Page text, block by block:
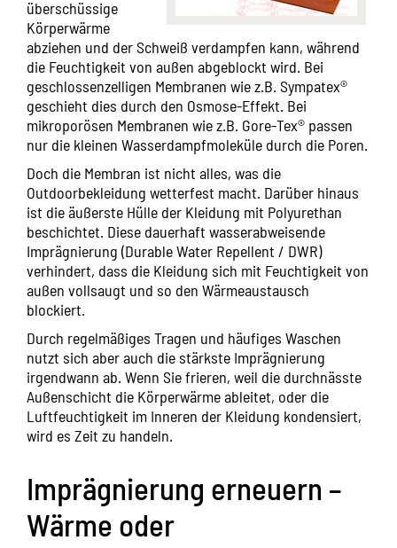
überschüssige
Körperwärme
abziehen und der Schweiß verdampfen kann, während
die Feuchtigkeit von außen abgeblockt wird. Bei
geschlossenzelligen Membranen wie z.B. Sympatex®
geschieht dies durch den Osmose-Effekt. Bei
mikroporösen Membranen wie z.B. Gore-Tex® passen
nur die kleinen Wasserdampfmoleküle durch die Poren.
Doch die Membran ist nicht alles, was die
Outdoorbekleidung wetterfest macht. Darüber hinaus
ist die äußerste Hülle der Kleidung mit Polyurethan
beschichtet. Diese dauerhaft wasserabweisende
Imprägnierung (Durable Water Repellent / DWR)
verhindert, dass die Kleidung sich mit Feuchtigkeit von
außen vollsaugt und so den Wärmeaustausch
blockiert.
Durch regelmäßiges Tragen und häufiges Waschen
nutzt sich aber auch die stärkste Imprägnierung
irgendwann ab. Wenn Sie frieren, weil die durchnässte
Außenschicht die Körperwärme ableitet, oder die
Luftfeuchtigkeit im Inneren der Kleidung kondensiert,
wird es Zeit zu handeln.
Imprägnierung erneuern –
Wärme oder